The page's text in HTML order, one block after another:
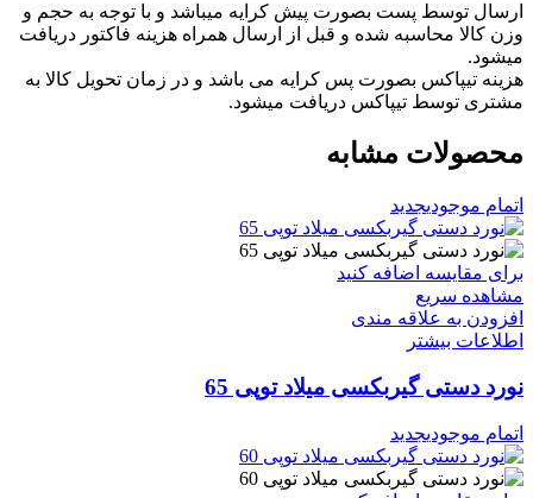
ارسال توسط پست بصورت پیش کرایه میباشد و با توجه به حجم و
وزن کالا محاسبه شده و قبل از ارسال همراه هزینه فاکتور دریافت
میشود.
هزینه تیپاکس بصورت پس کرایه می باشد و در زمان تحویل کالا به
مشتری توسط تیپاکس دریافت میشود.
محصولات مشابه
اتمام موجودیجدید
برای مقایسه اضافه کنید
مشاهده سریع
افزودن به علاقه مندی
اطلاعات بیشتر
نورد دستی گیربکسی میلاد توپی 65
اتمام موجودیجدید